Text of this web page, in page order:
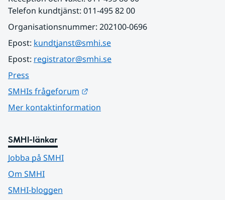
Telefon kundtjänst: 011-495 82 00
Organisationsnummer: 202100-0696
Epost: kundtjanst@smhi.se
Epost: registrator@smhi.se
Press
SMHIs frågeforum
Mer kontaktinformation
SMHI-länkar
Jobba på SMHI
Om SMHI
SMHI-bloggen